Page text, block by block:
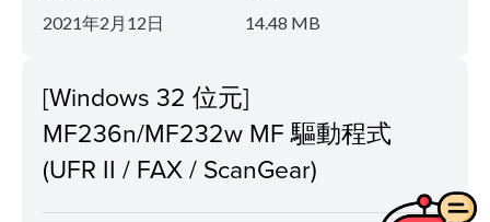
2021年2月12日
14.48 MB
[Windows 32 位元]
MF236n/MF232w MF 驅動程式
(UFR II / FAX / ScanGear)